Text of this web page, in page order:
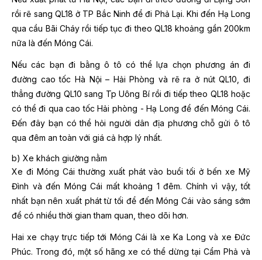
rồi rẽ sang QL18 ở TP Bắc Ninh để đi Phả Lại. Khi đến Hạ Long
qua cầu Bãi Cháy rồi tiếp tục đi theo QL18 khoảng gần 200km
nữa là đến Móng Cái.
Nếu các bạn đi bằng ô tô có thể lựa chọn phương án đi
đường cao tốc Hà Nội – Hải Phòng và rẽ ra ở nút QL10, đi
thẳng đường QL10 sang Tp Uông Bí rồi đi tiếp theo QL18 hoặc
có thể đi qua cao tốc Hải phòng - Hạ Long để đến Móng Cái.
Đến đây bạn có thể hỏi người dân địa phương chỗ gửi ô tô
qua đêm an toàn với giá cả hợp lý nhất.
b) Xe khách giường nằm
Xe đi Móng Cái thường xuất phát vào buổi tối ở bến xe Mỹ
Đình và đến Móng Cái mất khoảng 1 đêm. Chính vì vậy, tốt
nhất bạn nên xuất phát từ tối để đến Móng Cái vào sáng sớm
để có nhiều thời gian tham quan, theo dõi hơn.
Hai xe chạy trực tiếp tới Móng Cái là xe Ka Long và xe Đức
Phúc. Trong đó, một số hãng xe có thể dừng tại Cẩm Phả và